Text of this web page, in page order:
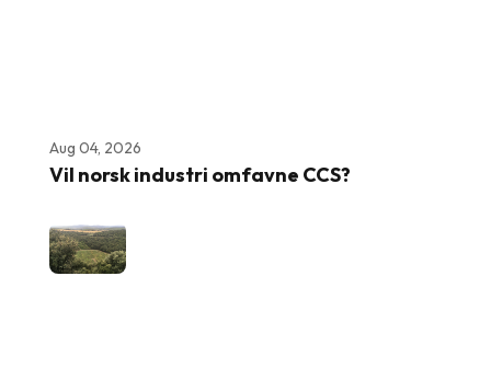
Aug 04, 2026
Vil norsk industri omfavne CCS?